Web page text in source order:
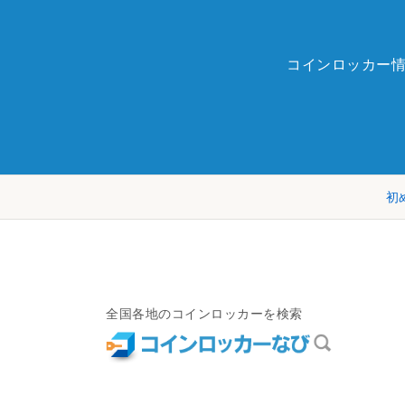
コインロッカー
初
全国各地のコインロッカーを検索